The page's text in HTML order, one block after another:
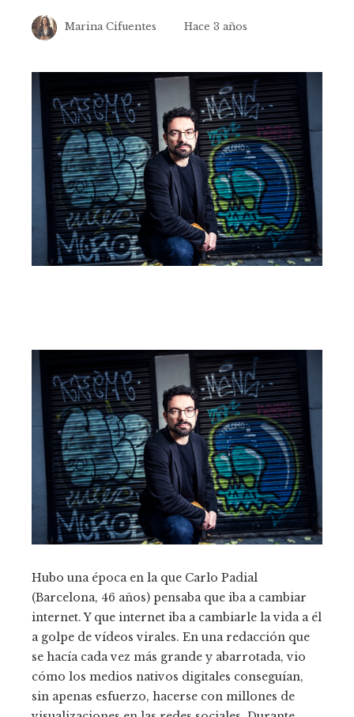
Marina Cifuentes Hace 3 años
Hubo una época en la que Carlo Padial
(Barcelona, 46 años) pensaba que iba a cambiar
internet. Y que internet iba a cambiarle la vida a él
a golpe de vídeos virales. En una redacción que
se hacía cada vez más grande y abarrotada, vio
cómo los medios nativos digitales conseguían,
sin apenas esfuerzo, hacerse con millones de